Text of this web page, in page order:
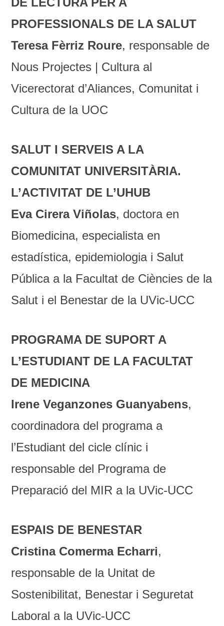
PROFESSIONALS DE LA SALUT
Teresa Fèrriz Roure, responsable de
Nous Projectes | Cultura al
Vicerectorat d’Aliances, Comunitat i
Cultura de la UOC
SALUT I SERVEIS A LA
COMUNITAT UNIVERSITÀRIA.
L’ACTIVITAT DE L’UHUB
Eva Cirera Viñolas, doctora en
Biomedicina, especialista en
estadística, epidemiologia i Salut
Pública a la Facultat de Ciències de la
Salut i el Benestar de la UVic-UCC
PROGRAMA DE SUPORT A
L’ESTUDIANT DE LA FACULTAT
DE MEDICINA
Irene Veganzones Guanyabens,
coordinadora del programa a
l’Estudiant del cicle clínic i
responsable del Programa de
Preparació del MIR a la UVic-UCC
ESPAIS DE BENESTAR
Cristina Comerma Echarri,
responsable de la Unitat de
Sostenibilitat, Benestar i Seguretat
Laboral a la UVic-UCC